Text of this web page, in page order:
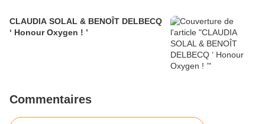
CLAUDIA SOLAL & BENOÎT DELBECQ
‘ Honour Oxygen ! ’
Commentaires